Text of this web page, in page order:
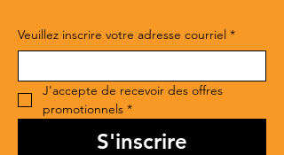
Veuillez inscrire votre adresse courriel *
J'accepte de recevoir des offres
promotionnels *
S'inscrire